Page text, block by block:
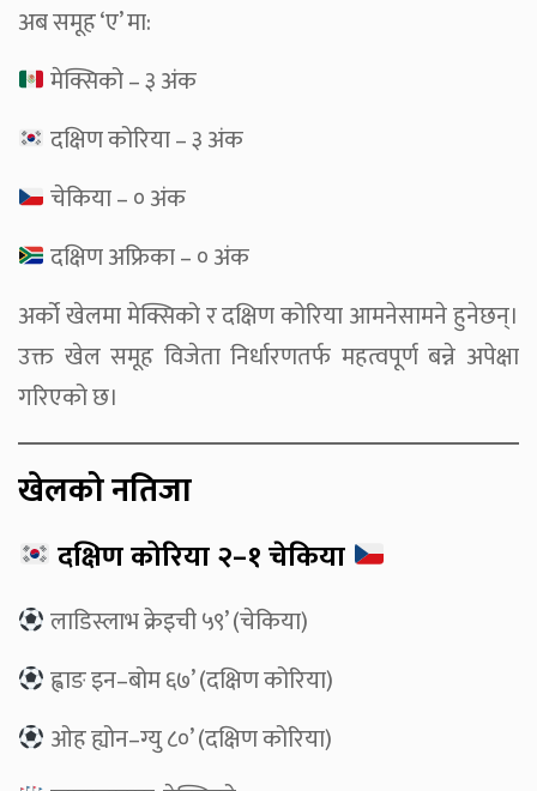
अब समूह ‘ए’ मा:
मेक्सिको – ३ अंक
दक्षिण कोरिया – ३ अंक
चेकिया – ० अंक
दक्षिण अफ्रिका – ० अंक
अर्को खेलमा मेक्सिको र दक्षिण कोरिया आमनेसामने हुनेछन्।
उक्त खेल समूह विजेता निर्धारणतर्फ महत्वपूर्ण बन्ने अपेक्षा
गरिएको छ।
खेलको नतिजा
दक्षिण कोरिया २–१ चेकिया
लाडिस्लाभ क्रेइची ५९’ (चेकिया)
ह्वाङ इन–बोम ६७’ (दक्षिण कोरिया)
ओह ह्योन–ग्यु ८०’ (दक्षिण कोरिया)